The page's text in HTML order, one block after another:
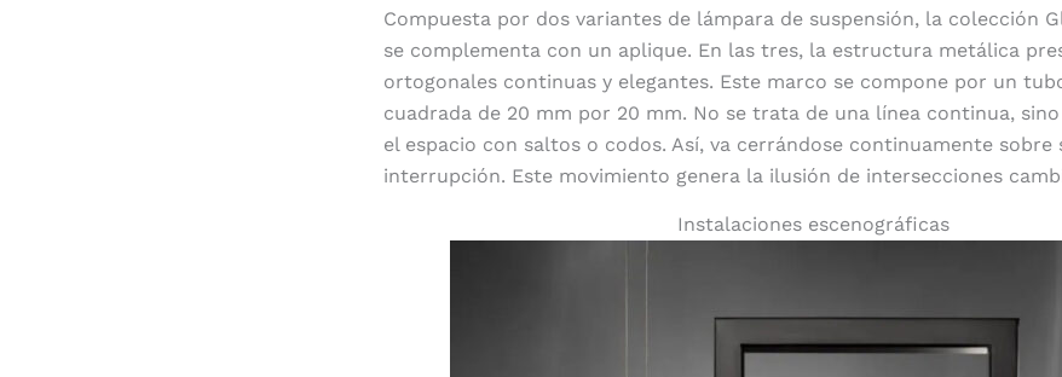
Compuesta por dos variantes de lámpara de suspensión, la colección
se complementa con un aplique. En las tres, la estructura metálica
ortogonales continuas y elegantes. Este marco se compone por un
cuadrada de 20 mm por 20 mm. No se trata de una línea continua,
el espacio con saltos o codos. Así, va cerrándose continuamente sobre
interrupción. Este movimiento genera la ilusión de intersecciones
Instalaciones escenográficas